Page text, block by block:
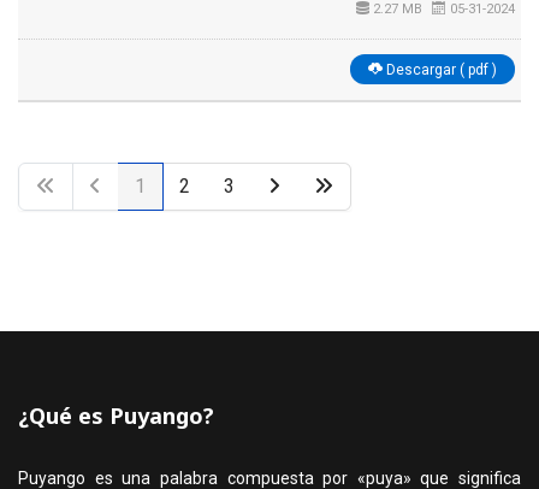
2.27 MB 05-31-2024
Descargar ( pdf )
1 2 3
¿Qué es Puyango?
Puyango es una palabra compuesta por «puya» que significa